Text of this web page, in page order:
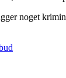
noget